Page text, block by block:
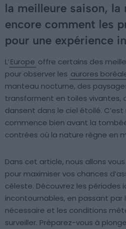
la meilleure saison, la
encore comment les
pour une expérience
L’Europe offre certains des
pour observer les aurores
manteau nocturne, des
transforment en toiles vivantes,
dansent dans le ciel étoilé.
commence bien avant la
contrées où la nature règne en
Dans cet article, nous allons
pour maximiser vos chances
céleste. Découvrez les périodes
incontournables, en passant par
nécessaire et les conditions
surveiller. Préparez-vous à